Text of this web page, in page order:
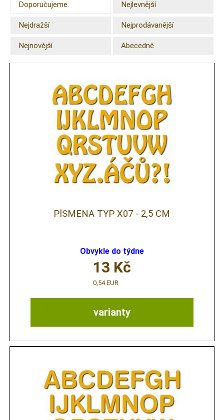
Doporučujeme. Nejlevnější
Nejdražší Nejprodávanější
Nejnovější Abecedně
PÍSMENA TYP X07 - 2,5 CM
Obvykle do týdne
varianty
13 Kč
0,54 EUR